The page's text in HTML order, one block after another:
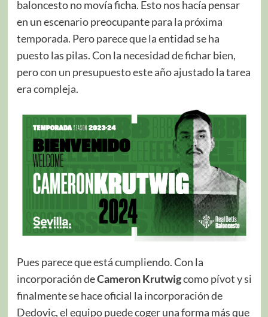
baloncesto no movía ficha. Esto nos hacía pensar
en un escenario preocupante para la próxima
temporada. Pero parece que la entidad se ha
puesto las pilas. Con la necesidad de fichar bien,
pero con un presupuesto este año ajustado la tarea
era compleja.
Pues parece que está cumpliendo. Con la
incorporación deCameron Krutwigcomo pívot y si
finalmente se hace oficial la incorporación de
Dedovic, el equipo puede coger una forma más que